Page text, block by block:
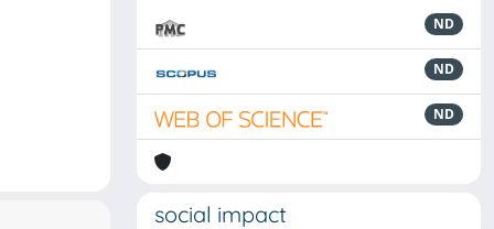
ND
ND
ND
social impact